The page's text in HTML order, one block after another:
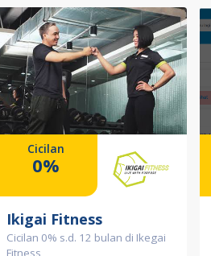
Cicilan
0%
Ikigai Fitness
Cicilan 0% s.d. 12 bulan di Ikegai
Fitness